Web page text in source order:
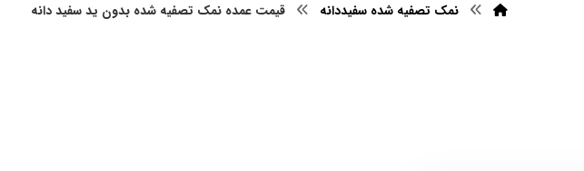
نمک تصفیه شده سفیددانه قیمت عمده نمک تصفیه شده بدون ید سفید دانه